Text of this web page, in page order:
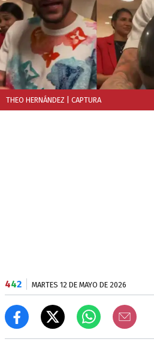
THEO HERNÁNDEZ | CAPTURA
442 MARTES 12 DE MAYO DE 2026